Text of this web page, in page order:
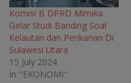
n
n
e
w
w
i
d
o
n
e
w
w
n
w
n
n
e
w
w
Komisi B DPRD Mimika
Gelar Studi Banding Soal
Kelautan dan Perikanan Di
Sulawesi Utara
15 July 2024
In "EKONOMI"